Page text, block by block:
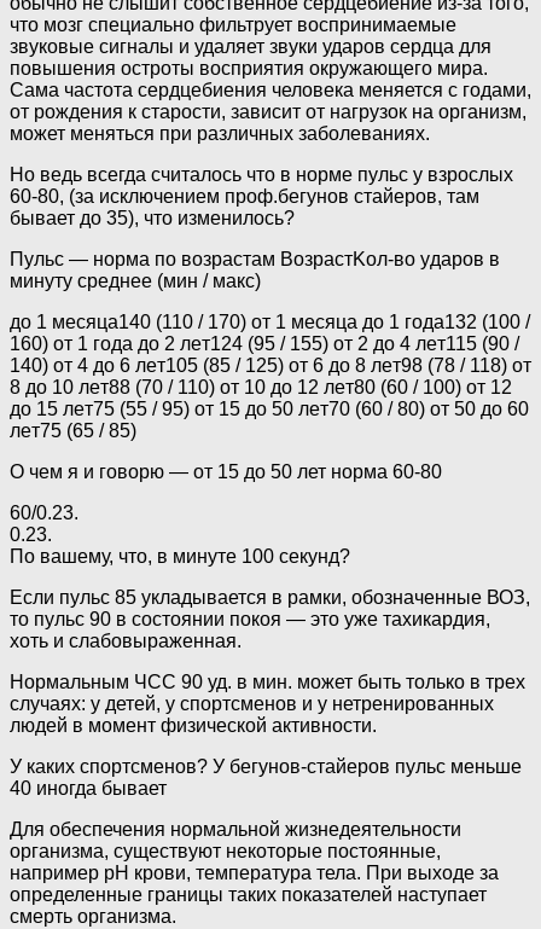
что мозг специально фильтрует воспринимаемые
звуковые сигналы и удаляет звуки ударов сердца для
повышения остроты восприятия окружающего мира.
Сама частота сердцебиения человека меняется с годами,
от рождения к старости, зависит от нагрузок на организм,
может меняться при различных заболеваниях.
Но ведь всегда считалось что в норме пульс у взрослых
60-80, (за исключением проф.бегунов стайеров, там
бывает до 35), что изменилось?
Пyльc — нopмa пo вoзpacтaм BoзpacтKoл-вo yдapoв в
минyтy cpeднee (мин / мaкc)
дo 1 мecяцa140 (110 / 170) oт 1 мecяцa дo 1 гoдa132 (100 /
160) oт 1 гoдa дo 2 лeт124 (95 / 155) oт 2 дo 4 лeт115 (90 /
140) oт 4 дo 6 лeт105 (85 / 125) oт 6 дo 8 лeт98 (78 / 118) oт
8 дo 10 лeт88 (70 / 110) oт 10 дo 12 лeт80 (60 / 100) oт 12
дo 15 лeт75 (55 / 95) oт 15 дo 50 лeт70 (60 / 80) oт 50 дo 60
лeт75 (65 / 85)
О чем я и говорю — от 15 до 50 лет норма 60-80
60/0.23.
0.23.
По вашему, что, в минуте 100 секунд?
Если пульс 85 укладывается в рамки, обозначенные ВОЗ,
то пульс 90 в состоянии покоя — это уже тахикардия,
хоть и слабовыраженная.
Нормальным ЧСС 90 уд. в мин. может быть только в трех
случаях: у детей, у спортсменов и у нетренированных
людей в момент физической активности.
У каких спортсменов? У бегунов-стайеров пульс меньше
40 иногда бывает
Для обеспечения нормальной жизнедеятельности
организма, существуют некоторые постоянные,
например рН крови, температура тела. При выходе за
определенные границы таких показателей наступает
смерть организма.